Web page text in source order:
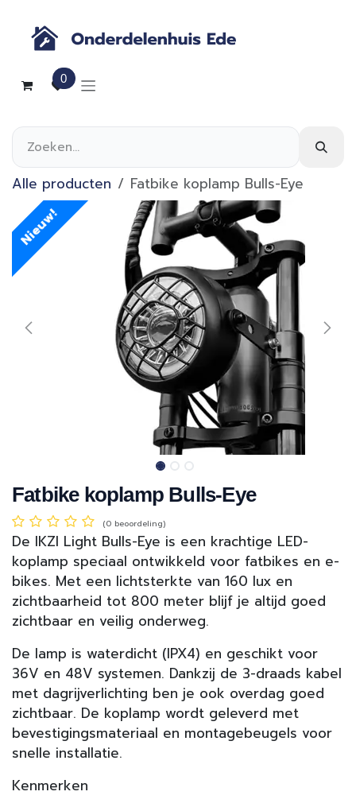
0
Alle producten Fatbike koplamp Bulls-Eye
Nieuw!
Fatbike koplamp Bulls-Eye
(0 beoordeling)
De IKZI Light Bulls-Eye is een krachtige LED-
koplamp speciaal ontwikkeld voor fatbikes en e-
bikes. Met een lichtsterkte van 160 lux en
zichtbaarheid tot 800 meter blijf je altijd goed
zichtbaar en veilig onderweg.
De lamp is waterdicht (IPX4) en geschikt voor
36V en 48V systemen. Dankzij de 3-draads kabel
met dagrijverlichting ben je ook overdag goed
zichtbaar. De koplamp wordt geleverd met
bevestigingsmateriaal en montagebeugels voor
snelle installatie.
Kenmerken